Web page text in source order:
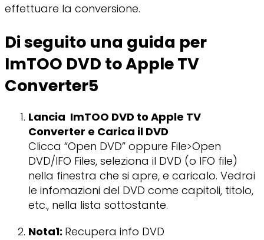
effettuare la conversione.
Di seguito una guida per
ImTOO DVD to Apple TV
Converter5
Lancia ImTOO DVD to Apple TV
Converter e Carica il DVD
Clicca “Open DVD” oppure File>Open
DVD/IFO Files, seleziona il DVD (o IFO file)
nella finestra che si apre, e caricalo. Vedrai
le infomazioni del DVD come capitoli, titolo,
etc., nella lista sottostante.
Nota1: Recupera info DVD